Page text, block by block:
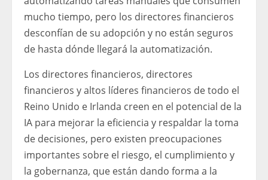
mucho tiempo, pero los directores financieros
desconfían de su adopción y no están seguros
de hasta dónde llegará la automatización.
Los directores financieros, directores
financieros y altos líderes financieros de todo el
Reino Unido e Irlanda creen en el potencial de la
IA para mejorar la eficiencia y respaldar la toma
de decisiones, pero existen preocupaciones
importantes sobre el riesgo, el cumplimiento y
la gobernanza, que están dando forma a la